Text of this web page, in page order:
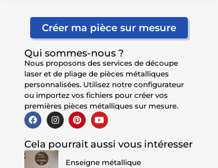
Créer ma pièce sur mesure
Qui sommes-nous ?
Nous proposons des services de découpe
laser et de pliage de pièces métalliques
personnalisées. Utilisez notre configurateur
ou importez vos fichiers pour créer vos
premières pièces métalliques sur mesure.
Cela pourrait aussi vous intéresser
Enseigne métallique